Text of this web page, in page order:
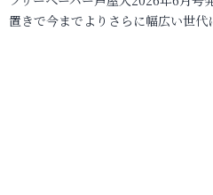
置きで今までよりさらに幅広い世